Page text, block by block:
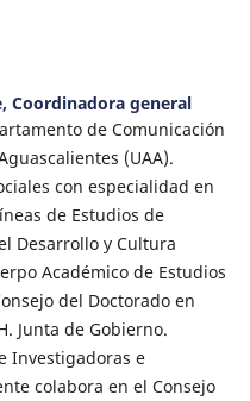
Coordinadora general
de Comunicación
(UAA).
con especialidad en
de Estudios de
Desarrollo y Cultura
Académico de Estudios
del Doctorado en
Junta de Gobierno.
Investigadoras e
colabora en el Consejo